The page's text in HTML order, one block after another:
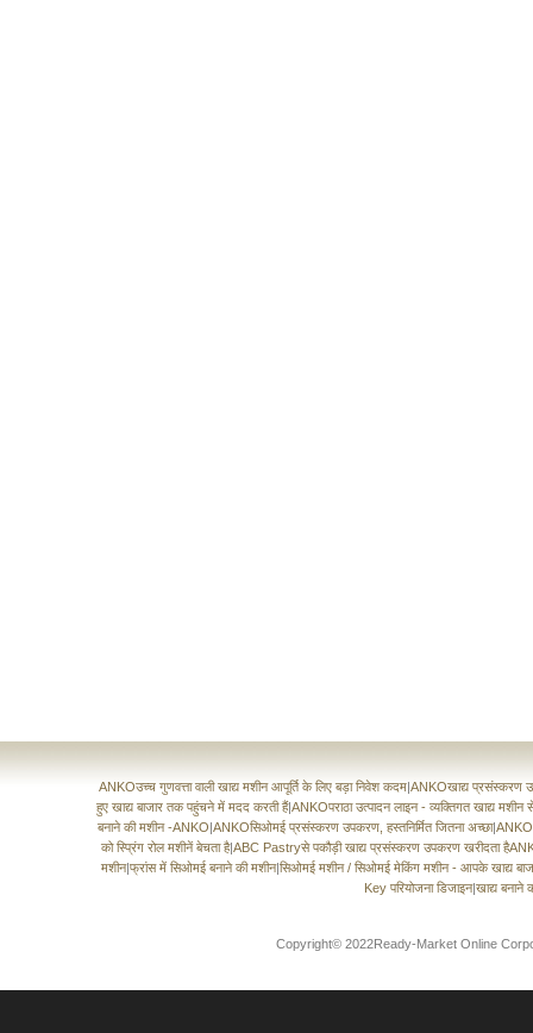
ANKOउच्च गुणवत्ता वाली खाद्य मशीन आपूर्ति के लिए बड़ा निवेश कदम|ANKOखाद्य प्रसंस्करण
हुए खाद्य बाजार तक पहुंचने में मदद करती हैं|ANKOपराठा उत्पादन लाइन - व्यक्तिगत खाद्य मशीन
बनाने की मशीन -ANKO|ANKOसिओमई प्रसंस्करण उपकरण, हस्तनिर्मित जितना अच्छा|
को स्प्रिंग रोल मशीनें बेचता है|ABC Pastryसे पकौड़ी खाद्य प्रसंस्करण उपकरण खरीदता
मशीन|फ्रांस में सिओमई बनाने की मशीन|सिओमई मशीन / सिओमई मेकिंग मशीन - आपके खाद्य
Key परियोजना डिजाइन|खाद्य बनाने
Copyright© 2022Ready-Market Online